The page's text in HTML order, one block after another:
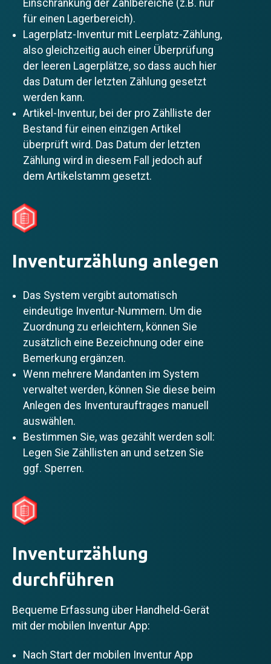
Einschränkung der Zählbereiche (z.B. nur
für einen Lagerbereich).
Lagerplatz-Inventur mit Leerplatz-Zählung,
also gleichzeitig auch einer Überprüfung
der leeren Lagerplätze, so dass auch hier
das Datum der letzten Zählung gesetzt
werden kann.
Artikel-Inventur, bei der pro Zählliste der
Bestand für einen einzigen Artikel
überprüft wird. Das Datum der letzten
Zählung wird in diesem Fall jedoch auf
dem Artikelstamm gesetzt.
Inventurzählung anlegen
Das System vergibt automatisch
eindeutige Inventur-Nummern. Um die
Zuordnung zu erleichtern, können Sie
zusätzlich eine Bezeichnung oder eine
Bemerkung ergänzen.
Wenn mehrere Mandanten im System
verwaltet werden, können Sie diese beim
Anlegen des Inventurauftrages manuell
auswählen.
Bestimmen Sie, was gezählt werden soll:
Legen Sie Zähllisten an und setzen Sie
ggf. Sperren.
Inventurzählung
durchführen
Bequeme Erfassung über Handheld-Gerät
mit der mobilen Inventur App:
Nach Start der mobilen Inventur App